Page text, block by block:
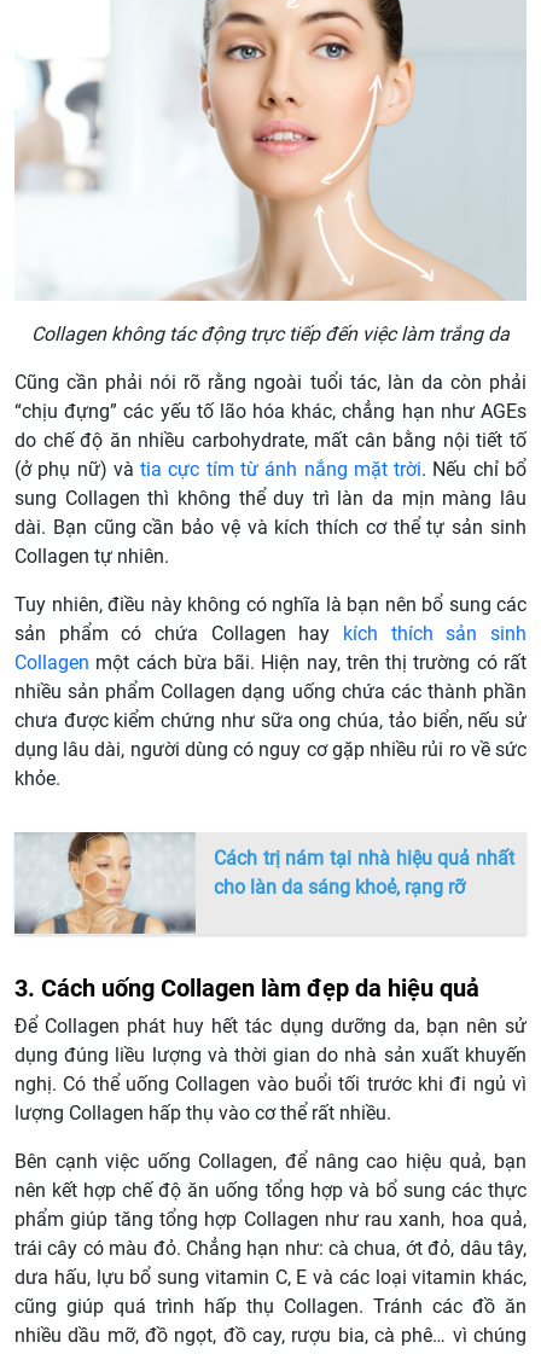
Collagen không tác động trực tiếp đến việc làm trắng da
Cũng cần phải nói rõ rằng ngoài tuổi tác, làn da còn phải
“chịu đựng” các yếu tố lão hóa khác, chẳng hạn như AGEs
do chế độ ăn nhiều carbohydrate, mất cân bằng nội tiết tố
(ở phụ nữ) vàtia cực tím từ ánh nắng mặt trời. Nếu chỉ bổ
sung Collagen thì không thể duy trì làn da mịn màng lâu
dài. Bạn cũng cần bảo vệ và kích thích cơ thể tự sản sinh
Collagen tự nhiên.
Tuy nhiên, điều này không có nghĩa là bạn nên bổ sung các
sản phẩm có chứa Collagen hay kích thích sản sinh
Collagen một cách bừa bãi. Hiện nay, trên thị trường có rất
nhiều sản phẩm Collagen dạng uống chứa các thành phần
chưa được kiểm chứng như sữa ong chúa, tảo biển, nếu sử
dụng lâu dài, người dùng có nguy cơ gặp nhiều rủi ro về sức
khỏe.
Cách trị nám tại nhà hiệu quả nhất
cho làn da sáng khoẻ, rạng rỡ
3. Cách uống Collagen làm đẹp da hiệu quả
Để Collagen phát huy hết tác dụng dưỡng da, bạn nên sử
dụng đúng liều lượng và thời gian do nhà sản xuất khuyến
nghị. Có thể uống Collagen vào buổi tối trước khi đi ngủ vì
lượng Collagen hấp thụ vào cơ thể rất nhiều.
Bên cạnh việc uống Collagen, để nâng cao hiệu quả, bạn
nên kết hợp chế độ ăn uống tổng hợp và bổ sung các thực
phẩm giúp tăng tổng hợp Collagen như rau xanh, hoa quả,
trái cây có màu đỏ. Chẳng hạn như: cà chua, ớt đỏ, dâu tây,
dưa hấu, lựu bổ sung vitamin C, E và các loại vitamin khác,
cũng giúp quá trình hấp thụ Collagen. Tránh các đồ ăn
nhiều dầu mỡ, đồ ngọt, đồ cay, rượu bia, cà phê… vì chúng